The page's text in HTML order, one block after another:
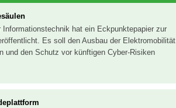
hat ein Eckpunktepapier zur
Es soll den Ausbau der Elektromobilität
und den Schutz vor künftigen Cyber-Risiken